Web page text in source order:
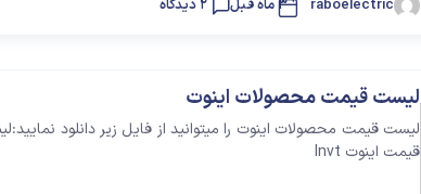
raboelectric 3 ماه قبل 2 دیدگاه
لیست قیمت محصولات اینوت
لیست قیمت محصولات اینوت را میتوانید از فایل زیر دانلود
قیمت اینوت Invt